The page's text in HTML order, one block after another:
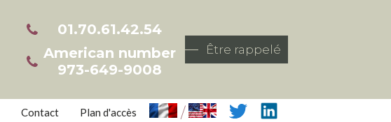
01.70.61.42.54
American number
973-649-9008
Être rappelé
Contact Plan d'accès /